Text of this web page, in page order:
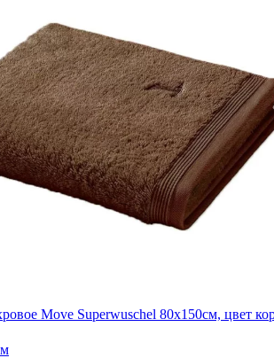
Move Superwuschel 80x150см, цвет